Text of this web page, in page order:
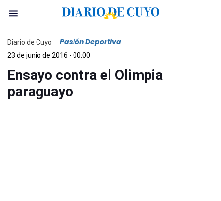
Diario de Cuyo Pasión Deportiva
23 de junio de 2016 - 00:00
Ensayo contra el Olimpia
paraguayo